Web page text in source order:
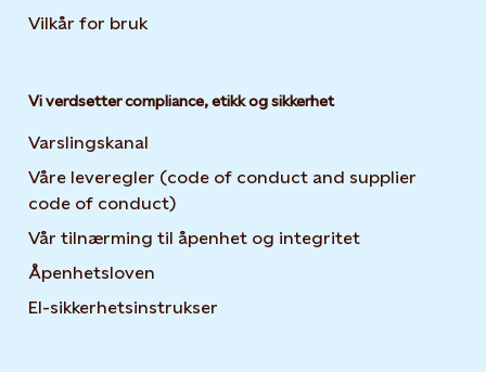
Vilkår for bruk
Vi verdsetter compliance, etikk og sikkerhet
Varslingskanal
Våre leveregler (code of conduct and supplier
code of conduct)
Vår tilnærming til åpenhet og integritet
Åpenhetsloven
El-sikkerhetsinstrukser